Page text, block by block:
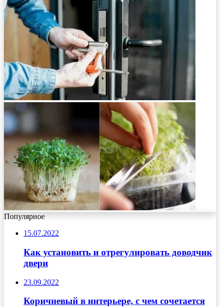
Популярное
15.07.2022
Как установить и отрегулировать доводчик
двери
23.09.2022
Коричневый в интерьере, с чем сочетается